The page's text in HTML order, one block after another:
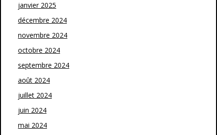
janvier 2025
décembre 2024
novembre 2024
octobre 2024
septembre 2024
août 2024
juillet 2024
juin 2024
mai 2024